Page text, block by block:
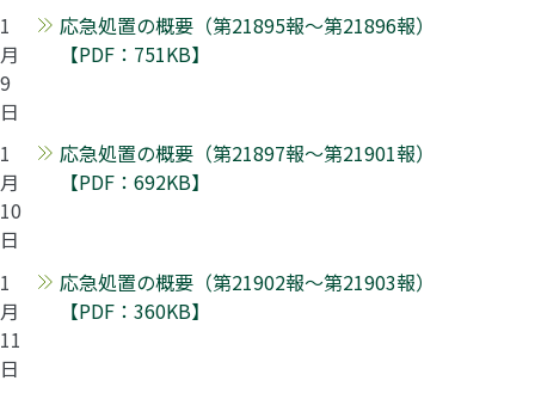
1
月
9
日
応急処置の概要（第21895報～第21896報）
【PDF：751KB】
1
月
10
日
応急処置の概要（第21897報～第21901報）
【PDF：692KB】
1
月
11
日
応急処置の概要（第21902報～第21903報）
【PDF：360KB】